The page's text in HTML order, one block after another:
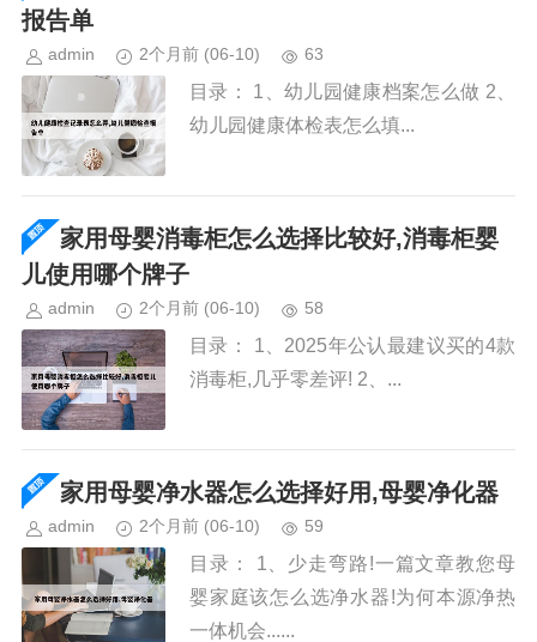
报告单
admin 2个月前 (06-10) 63
目录： 1、幼儿园健康档案怎么做 2、
幼儿园健康体检表怎么填...
家用母婴消毒柜怎么选择比较好,消毒柜婴
儿使用哪个牌子
admin 2个月前 (06-10) 58
目录： 1、2025年公认最建议买的4款
消毒柜,几乎零差评! 2、...
家用母婴净水器怎么选择好用,母婴净化器
admin 2个月前 (06-10) 59
目录： 1、少走弯路!一篇文章教您母
婴家庭该怎么选净水器!为何本源净热
一体机会......